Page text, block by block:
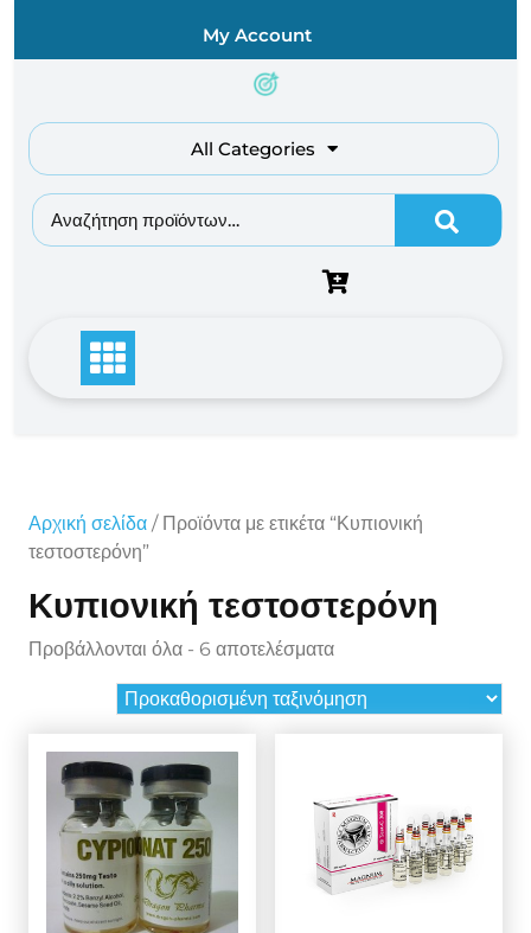
My Account
All Categories
Αναζήτηση για:
Αρχική σελίδα / Προϊόντα με ετικέτα “Κυπιονική
τεστοστερόνη”
Κυπιονική τεστοστερόνη
Προβάλλονται όλα - 6 αποτελέσματα